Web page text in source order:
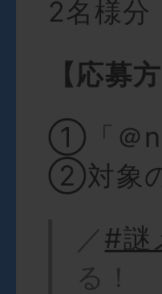
2名様分
【応募
①「＠
②対象
／#謎
る！